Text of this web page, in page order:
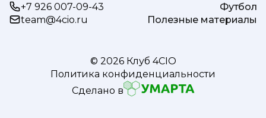
+7 926 007-09-43
team@4cio.ru
Футбол
Полезные материалы
© 2026 Клуб 4CIO
Политика конфиденциальности
Сделано в